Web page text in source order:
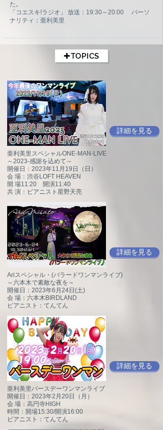
た。
「コエスキ!ラジオ」 放送：19:30～20:00 パーソ
ナリティ：亜利美里
✚TOPICS
詳細を見る
亜利美里スペシャルONE-MAN-LIVE
～2023-感謝を込めて～
開催日：2023年11月19日（日）
会 場：渋谷LOFT HEAVEN
開 場11:20 開演11:40
共 演：ピアニスト星野天亮
詳細を見る
Ariスペシャル・(バラードワンマンライブ)
～六本木で素敵な夜を～
開催日：2023年6月24日(土)
会 場：六本木BIRDLAND
ピアニスト：てんてん
詳細を見る
亜利美里バースデーワンマンライブ
開催日：2023年2月20日（月）
会 場：高円寺HIGH
時間：開場15:30/開演16:00
ピアニスト：てんてん